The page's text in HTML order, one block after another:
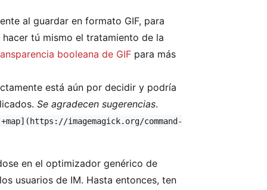
al guardar en formato GIF, para
tú mismo el tratamiento de la
booleana de GIF para más
está aún por decidir y podría
Se agradecen sugerencias.
imagemagick.org/command-
en el optimizador genérico de
usuarios de IM. Hasta entonces, ten